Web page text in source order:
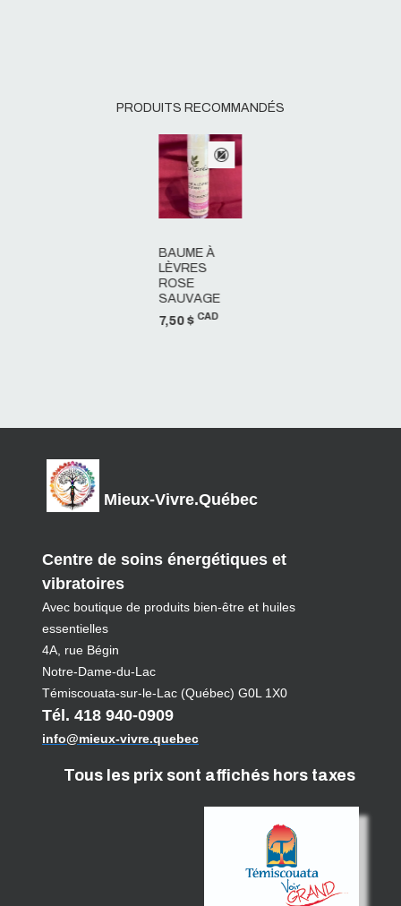
PRODUITS RECOMMANDÉS
BAUME À
LÈVRES
ROSE
SAUVAGE
7,50 $CAD
Mieux-Vivre.Québec
Centre de soins énergétiques et
vibratoires
Avec boutique de produits bien-être et huiles
essentielles
4A, rue Bégin
Notre-Dame-du-Lac
Témiscouata-sur-le-Lac (Québec) G0L 1X0
Tél. 418 940-0909
info@mieux-vivre.quebec
Tous les prix sont affichés hors taxes